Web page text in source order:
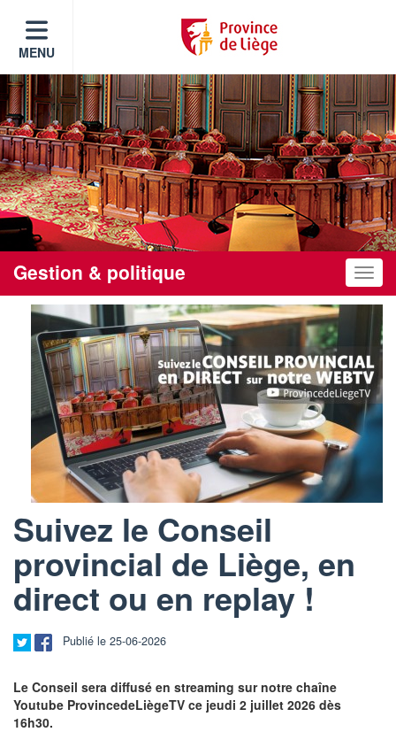
MENU
Gestion & politique
Suivez le Conseil
provincial de Liège, en
direct ou en replay !
Publié le 25-06-2026
Le Conseil sera diffusé en streaming sur notre chaîne
Youtube ProvincedeLiègeTV ce jeudi 2 juillet 2026 dès
16h30.